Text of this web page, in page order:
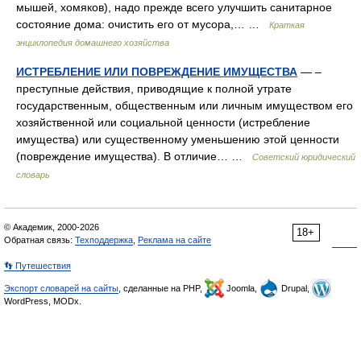
мышей, хомяков), надо прежде всего улучшить санитарное
состояние дома: очистить его от мусора,… …
Краткая
энциклопедия домашнего хозяйства
ИСТРЕБЛЕНИЕ ИЛИ ПОВРЕЖДЕНИЕ ИМУЩЕСТВА — –
преступные действия, приводящие к полной утрате
государственным, общественным или личным имуществом его
хозяйственной или социальной ценности (истребление
имущества) или существенному уменьшению этой ценности
(повреждение имущества). В отличие… …
Советский юридический
словарь
18+
© Академик, 2000-2026
Обратная связь: Техподдержка Реклама на сайте
👣 Путешествия
Экспорт словарей на сайты , сделанные на PHP, Joomla,
Drupal,
WordPress, MODx.